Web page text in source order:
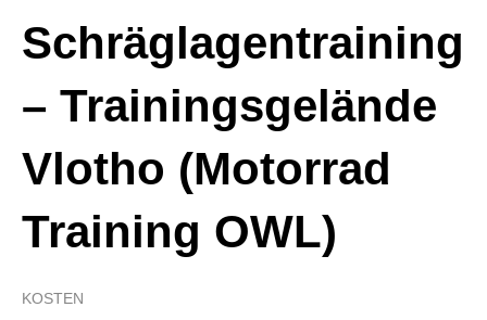
Schräglagentraining
– Trainingsgelände
Vlotho (Motorrad
Training OWL)
KOSTEN